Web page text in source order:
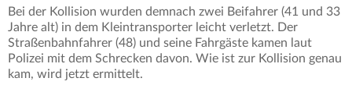
Bei der Kollision wurden demnach zwei Beifahrer (41 und 33
Jahre alt) in dem Kleintransporter leicht verletzt. Der
Straßenbahnfahrer (48) und seine Fahrgäste kamen laut
Polizei mit dem Schrecken davon. Wie ist zur Kollision genau
kam, wird jetzt ermittelt.